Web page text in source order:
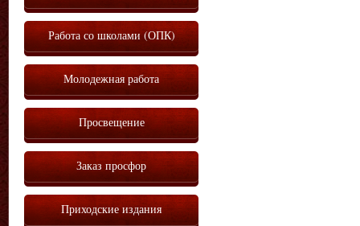
Работа со школами (ОПК)
Молодежная работа
Просвещение
Заказ просфор
Приходские издания